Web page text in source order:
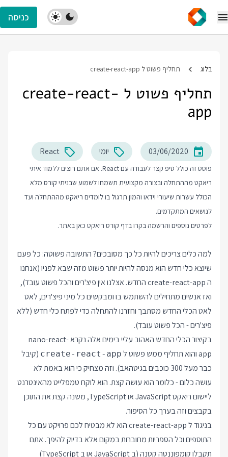
כניסה
בלוג תחליף פשוט ל create-react-app
תחליף פשוט ל create-react-
app
03/06/2020 יומי React
פוסט זה כולל טיפ קצר לעבודה עם React. אם אתם רוצים ללמוד איתי
ריאקט מההתחלה ובצורה מקצועית תשמחו לשמוע שבניתי קורס מלא
הכולל עשרות שיעורי וידאו והמון תרגול בו לומדים ריאקט מההתחלה ועד
לנושאים המתקדמים.
לפרטים נוספים והרשמה בקרו בדף קורס ריאקט כאן באתר.
למה כלים צריכים להיות כל כך מסובכים? התשובה פשוטה: כל פעם
שיוצא כלי חדש הוא מנסה להיות יותר פשוט מזה שבא לפניו (אנחנו
ה create-react-app החדש. אצלנו אין פיצ'רים והכל פשוט עובד),
ואז אנשים מתחילים להשתמש בו ומבקשים כל מיני פיצ'רים, לאט
לאט הכלי החדש מסתבך וחזרנו להתחלה כדי לפתח כלי חדש (ללא
פיצ'רים - הכל פשוט עובד).
בקיצור הכלי החדש האהוב עליי בימים אלה נקראnano-react-
appוהוא תחליף ממש פשוט ל create-react-app (קיבל
כבר מעל 300 כוכבים בגיטהאב). וזה מצחיק כי הוא באמת לא
עושה כלום - כלומר הוא עושה קצת. הוא לוקח טמפלייט מהאינטרנט
ליישום ריאקט JavaScript או TypeScript, משנה קצת את התוכן
בקבצים וזה בערך כל הסיפור.
בניגוד ל create-react-app הוא לא מבטיח לכם פרויקט עם כל
התוספים וכל הספריות מחוברות במקום אלא בדיוק להיפך. אתם
תקבלו קומפוננטה קטנה (ב JavaScript או ב TypeScript)